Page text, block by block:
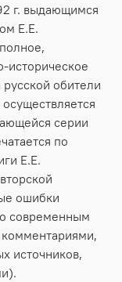
г. выдающимся
Е.Е.
историческое
обители
серии
по
Е.Е.
ошибки
современным
источников,